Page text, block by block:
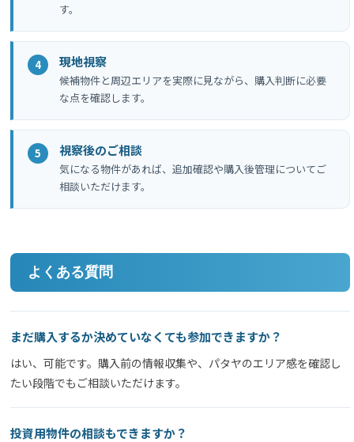
す。
現地視察
候補物件と周辺エリアを実際に見ながら、購入判断に必要
な点を確認します。
視察後のご相談
気になる物件があれば、追加確認や購入後管理についてご
相談いただけます。
よくある質問
まだ購入するか決めていなくても参加できますか？
はい、可能です。購入前の情報収集や、パタヤのエリア感を確認し
たい段階でもご相談いただけます。
投資用物件の相談もできますか？